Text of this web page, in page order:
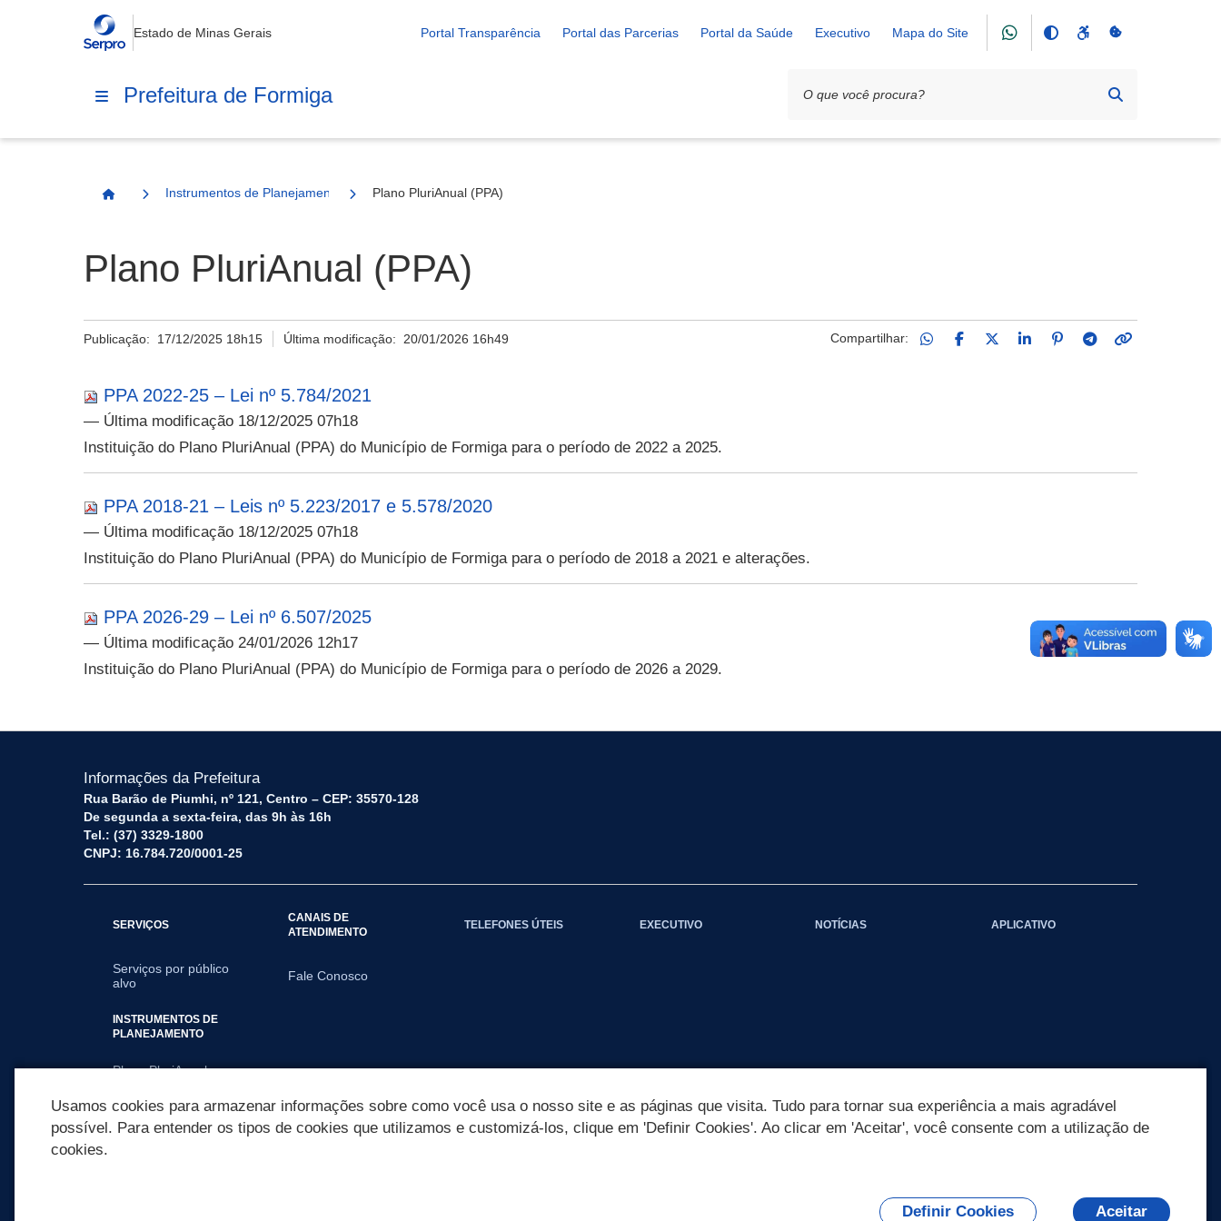
Estado de Minas Gerais Portal Transparência Portal das Parcerias Portal da Saúde Executivo Mapa do Site
Prefeitura de Formiga
Página Inicial
Instrumentos de Planejamento Plano PluriAnual (PPA)
Plano PluriAnual (PPA)
Publicação: 17/12/2025 18h15 Última modificação: 20/01/2026 16h49 Compartilhar:
PPA 2022-25 – Lei nº 5.784/2021
— Última modificação 18/12/2025 07h18
Instituição do Plano PluriAnual (PPA) do Município de Formiga para o período de 2022 a 2025.
PPA 2018-21 – Leis nº 5.223/2017 e 5.578/2020
— Última modificação 18/12/2025 07h18
Instituição do Plano PluriAnual (PPA) do Município de Formiga para o período de 2018 a 2021 e alterações.
PPA 2026-29 – Lei nº 6.507/2025
— Última modificação 24/01/2026 12h17
Instituição do Plano PluriAnual (PPA) do Município de Formiga para o período de 2026 a 2029.
Informações da Prefeitura
Rua Barão de Piumhi, nº 121, Centro – CEP: 35570-128
De segunda a sexta-feira, das 9h às 16h
Tel.: (37) 3329-1800
CNPJ: 16.784.720/0001-25
SERVIÇOS
Serviços por público
alvo
CANAIS DE
ATENDIMENTO
Fale Conosco
TELEFONES ÚTEIS EXECUTIVO NOTÍCIAS APLICATIVO
INSTRUMENTOS DE
PLANEJAMENTO
Plano PluriAnual
Usamos cookies para armazenar informações sobre como você usa o nosso site e as páginas que visita. Tudo para tornar sua experiência a mais agradável
possível. Para entender os tipos de cookies que utilizamos e customizá-los, clique em 'Definir Cookies'. Ao clicar em 'Aceitar', você consente com a utilização de
cookies.
Definir Cookies Aceitar